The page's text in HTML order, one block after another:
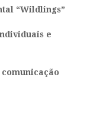
“Wildlings”
e